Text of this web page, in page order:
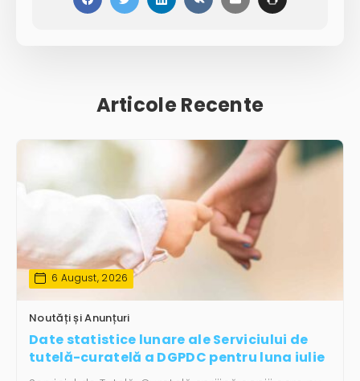
Articole Recente
6 August, 2026
Noutăți și Anunțuri
Date statistice lunare ale Serviciului de
tutelă-curatelă a DGPDC pentru luna iulie